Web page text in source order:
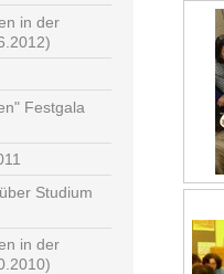
in der
Festgala
Studium
in der